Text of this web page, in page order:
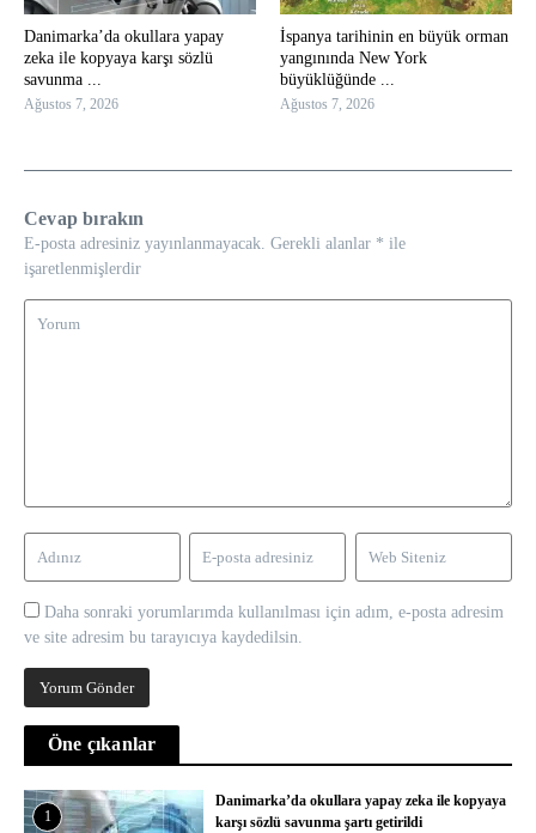
Danimarka’da okullara yapay
zeka ile kopyaya karşı sözlü
savunma ...
Ağustos 7, 2026
İspanya tarihinin en büyük orman
yangınında New York
büyüklüğünde ...
Ağustos 7, 2026
Cevap bırakın
E-posta adresiniz yayınlanmayacak. Gerekli alanlar * ile
işaretlenmişlerdir
Daha sonraki yorumlarımda kullanılması için adım, e-posta adresim
ve site adresim bu tarayıcıya kaydedilsin.
Öne çıkanlar
1
Danimarka’da okullara yapay zeka ile kopyaya
karşı sözlü savunma şartı getirildi